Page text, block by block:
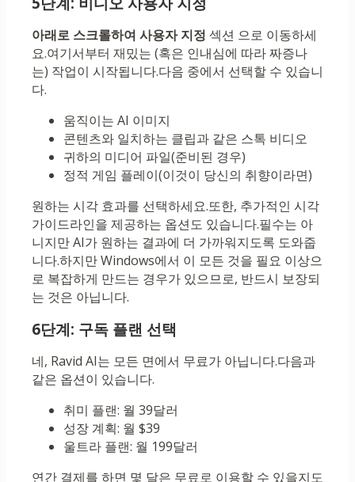
아래로 스크롤하여 사용자 지정 섹션 으로 이동하세
요.여기서부터 재밌는 (혹은 인내심에 따라 짜증나
는) 작업이 시작됩니다.다음 중에서 선택할 수 있습니
다.
움직이는 AI 이미지
콘텐츠와 일치하는 클립과 같은 스톡 비디오
귀하의 미디어 파일(준비된 경우)
정적 게임 플레이(이것이 당신의 취향이라면)
원하는 시각 효과를 선택하세요.또한, 추가적인 시각
가이드라인을 제공하는 옵션도 있습니다.필수는 아
니지만 AI가 원하는 결과에 더 가까워지도록 도와줍
니다.하지만 Windows에서 이 모든 것을 필요 이상으
로 복잡하게 만드는 경우가 있으므로, 반드시 보장되
는 것은 아닙니다.
6단계: 구독 플랜 선택
네, Ravid AI는 모든 면에서 무료가 아닙니다.다음과
같은 옵션이 있습니다.
취미 플랜: 월 39달러
성장 계획: 월 $39
울트라 플랜: 월 199달러
연간 결제를 하면 몇 달은 무료로 이용할 수 있을지도